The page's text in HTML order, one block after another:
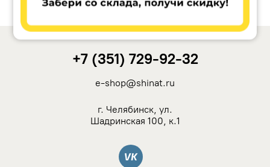
Remain
Carwel
+7 (351) 729-92-32
e-shop@shinat.ru
г. Челябинск, ул.
Шадринская 100, к.1
Вконтакте